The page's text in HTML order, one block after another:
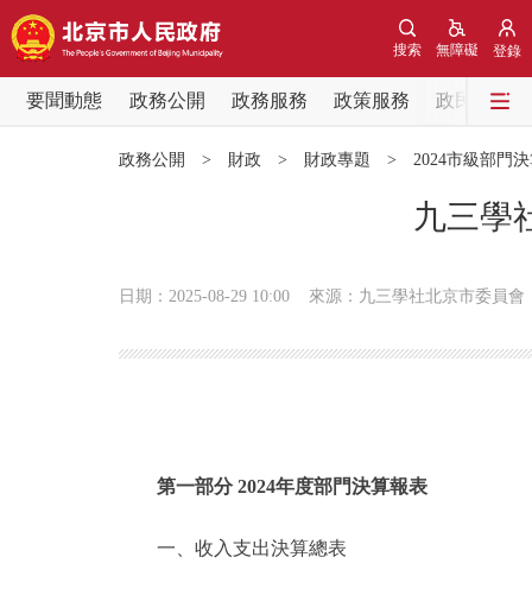
登錄
無障礙
搜索
要聞動態 政務公開 政務服務 政策服務
政民互動
政務公開 > 財政 > 財政專題 > 2024市級部門
九三學
日期：2025-08-29 10:00 來源：九三學社北京市委員會
第一部分 2024年度部門決算報表
一、收入支出決算總表